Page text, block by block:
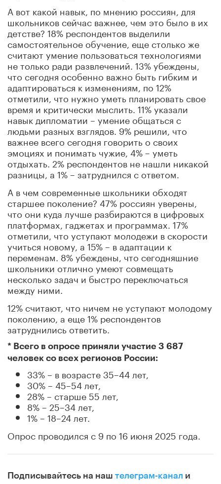
А вот какой навык, по мнению россиян, для
школьников сейчас важнее, чем это было в их
детстве? 18% респондентов выделили
самостоятельное обучение, еще столько же
считают умение пользоваться технологиями
не только ради развлечений. 13% убеждены,
что сегодня особенно важно быть гибким и
адаптироваться к изменениям, по 12%
отметили, что нужно уметь планировать свое
время и критически мыслить. 11% указали
навык дипломатии – умение общаться с
людьми разных взглядов. 9% решили, что
важнее всего сегодня говорить о своих
эмоциях и понимать чужие, 4% – уметь
отдыхать. 2% респондентов не нашли никакой
разницы, а 1% – затруднился с ответом.
А в чем современные школьники обходят
старшее поколение? 47% россиян уверены,
что они куда лучше разбираются в цифровых
платформах, гаджетах и программах. 17%
отметили, что уступают молодежи в скорости
учиться новому, а 15% – в адаптации к
переменам. 8% убеждены, что сегодняшние
школьники отлично умеют совмещать
несколько задач и быстро переключаться
между ними.
12% считают, что ничем не уступают молодому
поколению, а еще 1% респондентов
затруднились ответить.
* Всего в опросе приняли участие 3 687
человек со всех регионов России:
33% – в возрасте 35–44 лет,
30% – 45–54 лет,
28% – старше 55 лет,
8% – 25–34 лет,
1% – 18–24 лет.
Опрос проводился с 9 по 16 июня 2025 года.
Подписывайтесь на наш телеграм-канал и